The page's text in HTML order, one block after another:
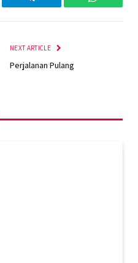
Telegram
NEXT ARTICLE
Perjalanan Pulang